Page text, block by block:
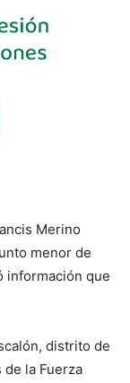
Merino
menor de
información que
distrito de
de la Fuerza